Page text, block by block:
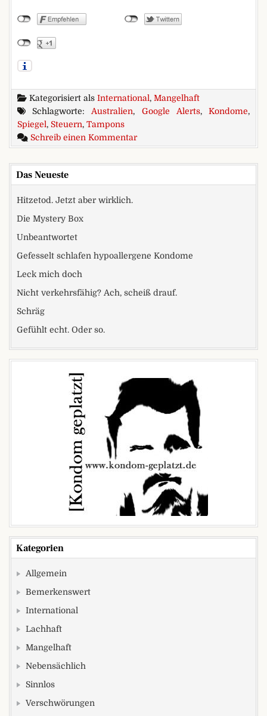
Kategorisiert als International, Mangelhaft
Schlagworte:Australien, Google Alerts,Kondome,
Spiegel, Steuern, Tampons
Schreib einen Kommentarzu Australien führt
Das Neueste
Hitzetod. Jetzt aber wirklich.
Die Mystery Box
Unbeantwortet
Gefesselt schlafen hypoallergene Kondome
Leck mich doch
Nicht verkehrsfähig? Ach, scheiß drauf.
Schräg
Gefühlt echt. Oder so.
Kategorien
Allgemein
Bemerkenswert
International
Lachhaft
Mangelhaft
Nebensächlich
Sinnlos
Verschwörungen